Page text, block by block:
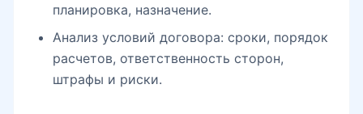
планировка, назначение.
Анализ условий договора: сроки, порядок
расчетов, ответственность сторон,
штрафы и риски.